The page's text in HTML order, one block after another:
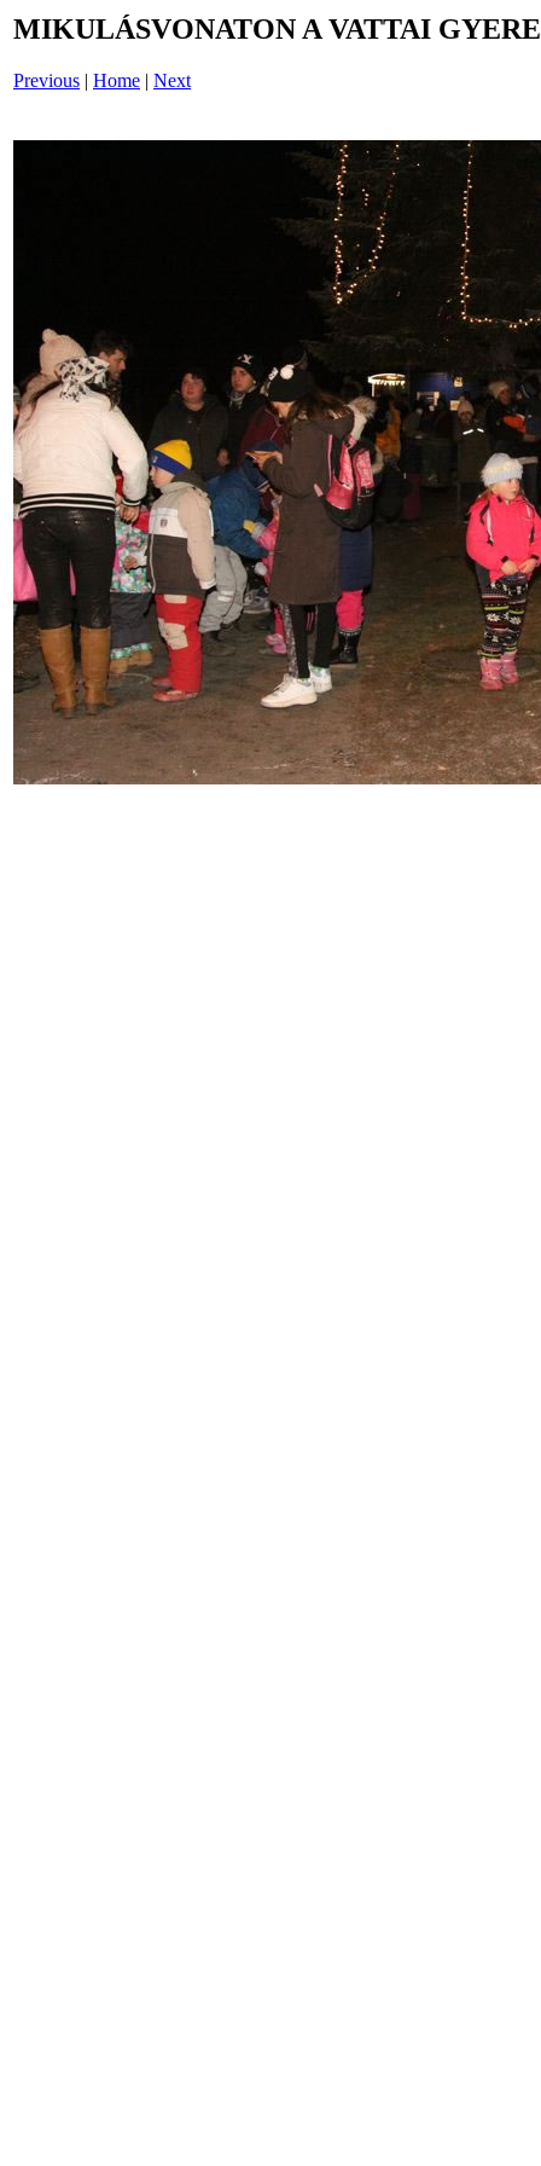
MIKULÁSVONATON A VATTAI
Previous | Home | Next